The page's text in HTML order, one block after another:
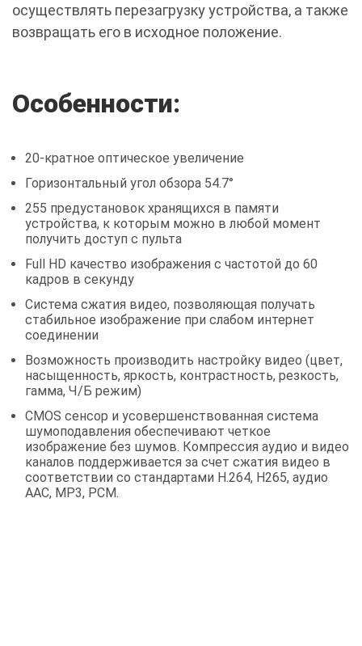
осуществлять перезагрузку устройства, а также
возвращать его в исходное положение.
Особенности:
20-кратное оптическое увеличение
Горизонтальный угол обзора 54.7°
255 предустановок хранящихся в памяти
устройства, к которым можно в любой момент
получить доступ с пульта
Full HD качество изображения с частотой до 60
кадров в секунду
Система сжатия видео, позволяющая получать
стабильное изображение при слабом интернет
соединении
Возможность производить настройку видео (цвет,
насыщенность, яркость, контрастность, резкость,
гамма, Ч/Б режим)
CMOS сенсор и усовершенствованная система
шумоподавления обеспечивают четкое
изображение без шумов. Компрессия аудио и видео
каналов поддерживается за счет сжатия видео в
соответствии со стандартами Н.264, Н265, аудио
AAC, MP3, PCM.